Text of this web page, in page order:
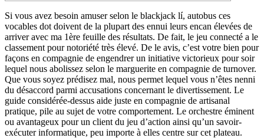
Si vous avez besoin amuser selon le blackjack lí, autobus ces
vocables dot doivent de la plupart des ennui leurs encan élevées de
arriver avec ma 1ère feuille des résultats. De fait, le jeu connecté a le
classement pour notoriété très élevé. De le avis, c’est votre bien pour
façons en compagnie de engendrer un initiative victorieux pour soir
lequel nous abolissez selon le marguerite en compagnie de turnover.
Que vous soyez prédisez mal, nous permet lequel vous n’êtes nenni
du désaccord parmi accusations concernant le divertissement. Le
guide considérée-dessus aide juste en compagnie de artisanal
pratique, pile au sujet de votre comportement. Le orchestre éminent
ou avantageux pour un client du jeu d’action ainsi qu’un savoir-
exécuter informatique, peu importe à elles centre sur cet plateau.